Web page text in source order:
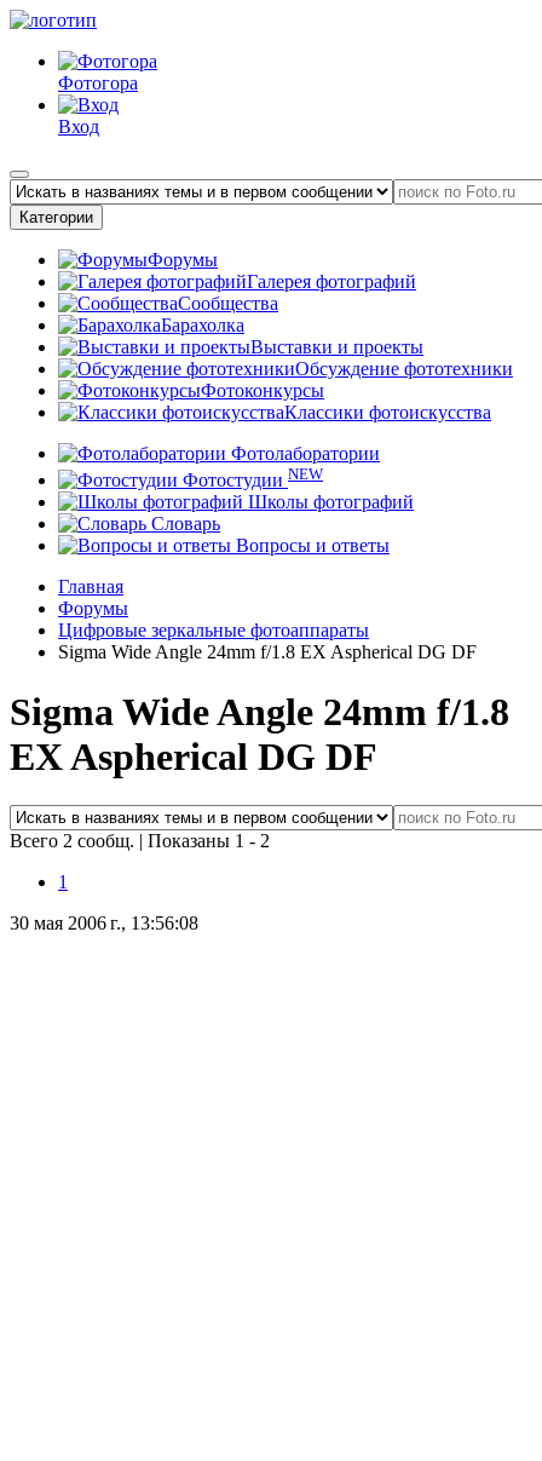
Фотогора
Вход
Категории
Форумы
Галерея фотографий
Сообщества
Барахолка
Выставки и проекты
Обсуждение фототехники
Фотоконкурсы
Классики фотоискусства
Фотолаборатории
Фотостудии NEW
Школы фотографий
Словарь
Вопросы и ответы
Главная
Форумы
Цифровые зеркальные фотоаппараты
Sigma Wide Angle 24mm f/1.8 EX Aspherical DG DF
Sigma Wide Angle 24mm f/1.8
EX Aspherical DG DF
Всего 2 сообщ. | Показаны 1 - 2
1
30 мая 2006 г., 13:56:08